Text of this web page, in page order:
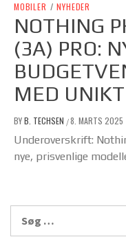
MOBILER / NYHEDER
NOTHING
(3A) PRO:
MED
BYB. TECHSEN /8. MARTS 2025
Underoverskrift:
nye, prisvenlige
efter: